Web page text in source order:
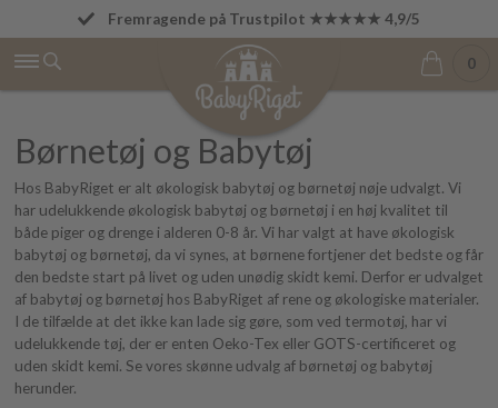
Fremragende på Trustpilot ★★★★★ 4,9/5
Betal først den 1. i næste måned
0
Børnetøj og Babytøj
Hos BabyRiget er alt økologisk babytøj og børnetøj nøje udvalgt. Vi
har udelukkende økologisk babytøj og børnetøj i en høj kvalitet til
både piger og drenge i alderen 0-8 år. Vi har valgt at have økologisk
babytøj og børnetøj, da vi synes, at børnene fortjener det bedste og får
den bedste start på livet og uden unødig skidt kemi. Derfor er udvalget
af babytøj og børnetøj hos BabyRiget af rene og økologiske materialer.
I de tilfælde at det ikke kan lade sig gøre, som ved termotøj, har vi
udelukkende tøj, der er enten Oeko-Tex eller GOTS-certificeret og
uden skidt kemi. Se vores skønne udvalg af børnetøj og babytøj
herunder.